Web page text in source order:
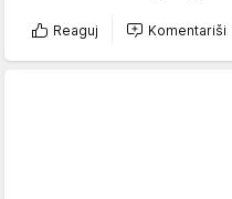
Reaguj Komentariši